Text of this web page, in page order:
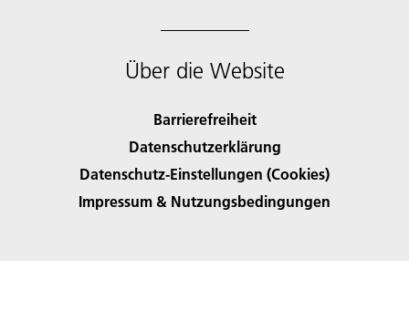
Über die Website
Barrierefreiheit
Datenschutzerklärung
Datenschutz-Einstellungen (Cookies)
Impressum & Nutzungsbedingungen